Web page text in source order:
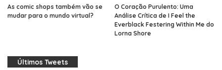
As comic shops também vão se
mudar para o mundo virtual?
O Coração Purulento: Uma
Análise Crítica de I Feel the
Everblack Festering Within Me do
Lorna Shore
Últimos Tweets